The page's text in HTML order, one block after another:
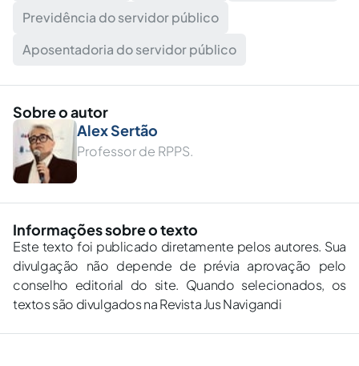
Previdência do servidor público
Aposentadoria do servidor público
Sobre o autor
Alex Sertão
Professor de RPPS.
Informações sobre o texto
Este texto foi publicado diretamente pelos autores. Sua
divulgação não depende de prévia aprovação pelo
conselho editorial do site. Quando selecionados, os
textos são divulgados na Revista Jus Navigandi